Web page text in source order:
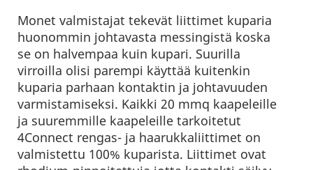
Monet valmistajat tekevät liittimet kuparia
huonommin johtavasta messingistä koska
se on halvempaa kuin kupari. Suurilla
virroilla olisi parempi käyttää kuitenkin
kuparia parhaan kontaktin ja johtavuuden
varmistamiseksi. Kaikki 20 mmq kaapeleille
ja suuremmille kaapeleille tarkoitetut
4Connect rengas- ja haarukkaliittimet on
valmistettu 100% kuparista. Liittimet ovat